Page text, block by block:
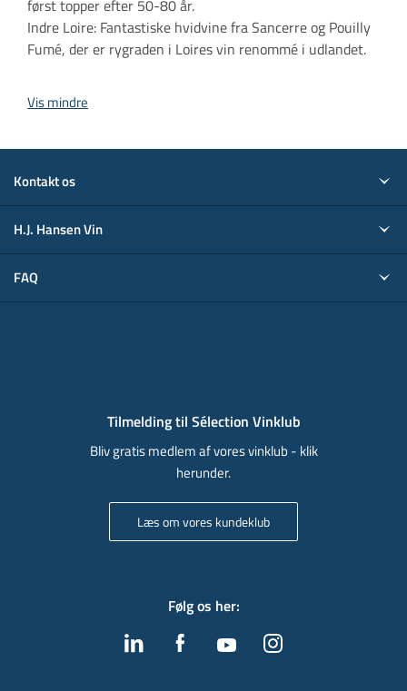
først topper efter 50-80 år.
Indre Loire: Fantastiske hvidvine fra Sancerre og Pouilly
Fumé, der er rygraden i Loires vin renommé i udlandet.
Vis mindre
Kontakt os
H.J. Hansen Vin
FAQ
Tilmelding til Sélection Vinklub
Bliv gratis medlem af vores vinklub - klik
herunder.
Læs om vores kundeklub
Følg os her: